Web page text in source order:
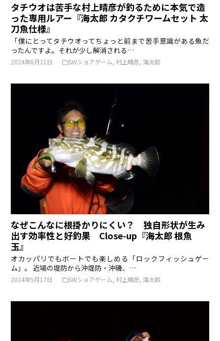
タチウオは苦手な村上晴彦が釣るために本気で造
った専用ルアー『海太郎 カタクチワームセット 太
刀魚仕様』
「僕にとってタチウオってちょっと前まで苦手意識がある魚だ
ったんですよ。それが少し解消される…
2024年6月21日 SWショアゲーム, 村上晴彦,海太郎
なぜこんなに根掛かりにくい？ 独自形状が生み
出す効率性と好釣果 Close-up『海太郎 根魚
玉』
オカッパリでもボートでも楽しめる「ロックフィッシュゲー
ム」。 近場の堤防から沖堤防・沖磯、…
2024年5月17日 SWショアゲーム, 村上晴彦,海太郎